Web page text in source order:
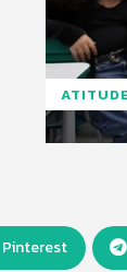
Pinterest